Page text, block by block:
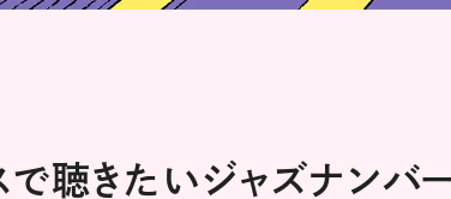
で聴きたいジャズナンバ